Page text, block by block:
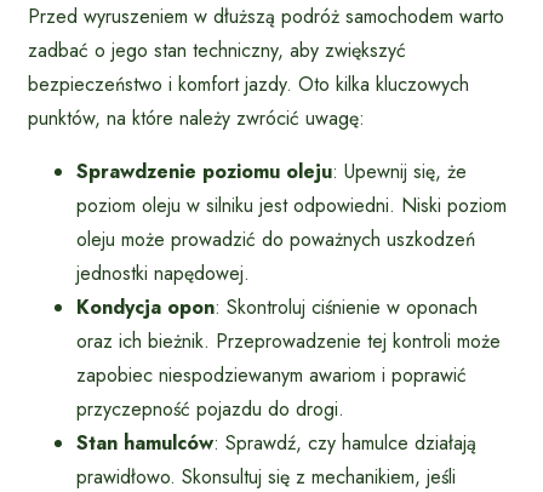
Przed wyruszeniem w dłuższą podróż samochodem warto
zadbać o jego stan techniczny, aby zwiększyć
bezpieczeństwo i komfort jazdy. Oto kilka kluczowych
punktów, na które należy zwrócić uwagę:
Sprawdzenie poziomu oleju: Upewnij się, że
poziom oleju w silniku jest odpowiedni. Niski poziom
oleju może prowadzić do poważnych uszkodzeń
jednostki napędowej.
Kondycja opon: Skontroluj ciśnienie w oponach
oraz ich bieżnik. Przeprowadzenie tej kontroli może
zapobiec niespodziewanym awariom i poprawić
przyczepność pojazdu do drogi.
Stan hamulców: Sprawdź, czy hamulce działają
prawidłowo. Skonsultuj się z mechanikiem, jeśli